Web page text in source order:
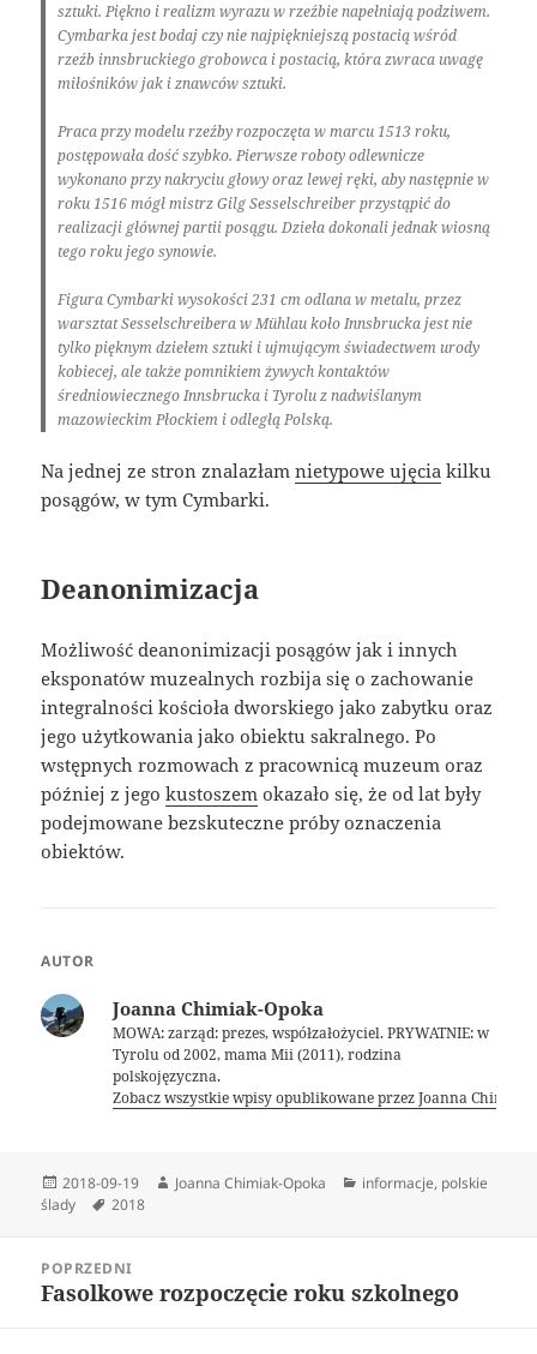
sztuki. Piękno i realizm wyrazu w rzeźbie napełniają podziwem.
Cymbarka jest bodaj czy nie najpiękniejszą postacią wśród
rzeźb innsbruckiego grobowca i postacią, która zwraca uwagę
miłośników jak i znawców sztuki.
Praca przy modelu rzeźby rozpoczęta w marcu 1513 roku,
postępowała dość szybko. Pierwsze roboty odlewnicze
wykonano przy nakryciu głowy oraz lewej ręki, aby następnie w
roku 1516 mógł mistrz Gilg Sesselschreiber przystąpić do
realizacji głównej partii posągu. Dzieła dokonali jednak wiosną
tego roku jego synowie.
Figura Cymbarki wysokości 231 cm odlana w metalu, przez
warsztat Sesselschreibera w Mühlau koło Innsbrucka jest nie
tylko pięknym dziełem sztuki i ujmującym świadectwem urody
kobiecej, ale także pomnikiem żywych kontaktów
średniowiecznego Innsbrucka i Tyrolu z nadwiślanym
mazowieckim Płockiem i odległą Polską.
Na jednej ze stron znalazłamnietypowe ujęcia kilku
posągów, w tym Cymbarki.
Deanonimizacja
Możliwość deanonimizacji posągów jak i innych
eksponatów muzealnych rozbija się o zachowanie
integralności kościoła dworskiego jako zabytku oraz
jego użytkowania jako obiektu sakralnego. Po
wstępnych rozmowach z pracownicą muzeum oraz
później z jegokustoszem okazało się, że od lat były
podejmowane bezskuteczne próby oznaczenia
obiektów.
AUTOR
Joanna Chimiak-Opoka
MOWA: zarząd: prezes, współzałożyciel. PRYWATNIE: w
Tyrolu od 2002, mama Mii (2011), rodzina
polskojęzyczna.
Zobacz wszystkie wpisy opublikowane przez Joanna
Data
publikacji
2018-09-19 Autor
Joanna Chimiak-Opoka Kategorie
informacje, polskie
ślady
Tagi
2018
wpisuPOPRZEDNI
Poprzedni
Fasolkowe rozpoczęcie roku szkolnego